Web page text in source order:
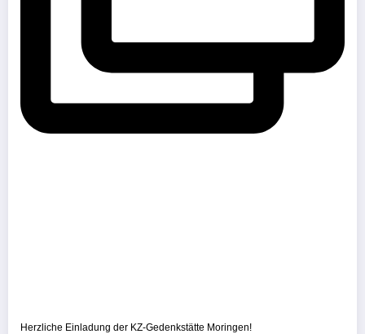
Herzliche Einladung der KZ-Gedenkstätte Moringen!